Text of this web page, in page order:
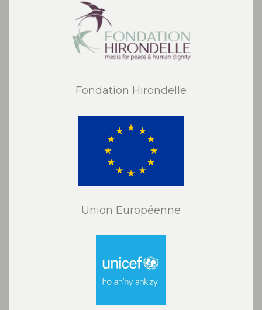
Fondation Hirondelle
Union Européenne